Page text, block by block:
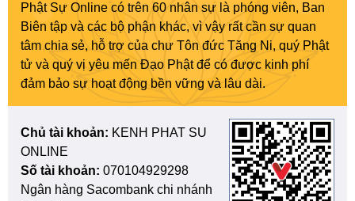
Phật Sự Online có trên 60 nhân sự là phóng viên, Ban
Biên tập và các bộ phận khác, vì vậy rất cần sự quan
tâm chia sẻ, hỗ trợ của chư Tôn đức Tăng Ni, quý Phật
tử và quý vị yêu mến Đạo Phật để có được kinh phí
đảm bảo sự hoạt động bền vững và lâu dài.
Chủ tài khoản: KENH PHAT SU
ONLINE
Số tài khoản: 070104929298
Ngân hàng Sacombank chi nhánh